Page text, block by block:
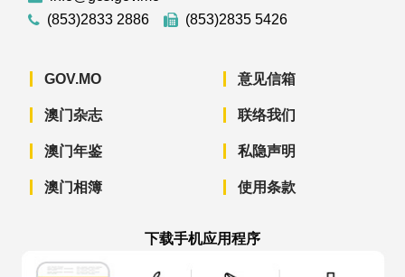
(853)2833 2886
(853)2835 5426
GOV.MO
澳门杂志
澳门年鉴
澳门相簿
意见信箱
联络我们
私隐声明
使用条款
下载手机应用程序